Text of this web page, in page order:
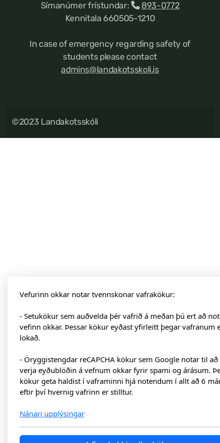
Símanúmer frístundar:
893-0772
Kennitala 660505-1210
In case of emergency regarding safety of
students please contact
admins@landakotsskoli.is
©2023 Landakotsskóli
Vefurinn okkar notar tvennskonar vafrakökur:
- Setukökur sem auðvelda þér vafrið á meðan þú ert að
vefinn okkar. Þessar kökur eyðast yfirleitt þegar vafranum
lokað.
- Öryggistengdar reCAPCHA kökur sem Google notar til að
verja eyðublöðin á vefnum okkar fyrir spami og árásum.
kökur geta haldist í vaframinni hjá notendum í allt að 6
eftir því hvernig vafrinn er stilltur.
Nánari upplýsingar